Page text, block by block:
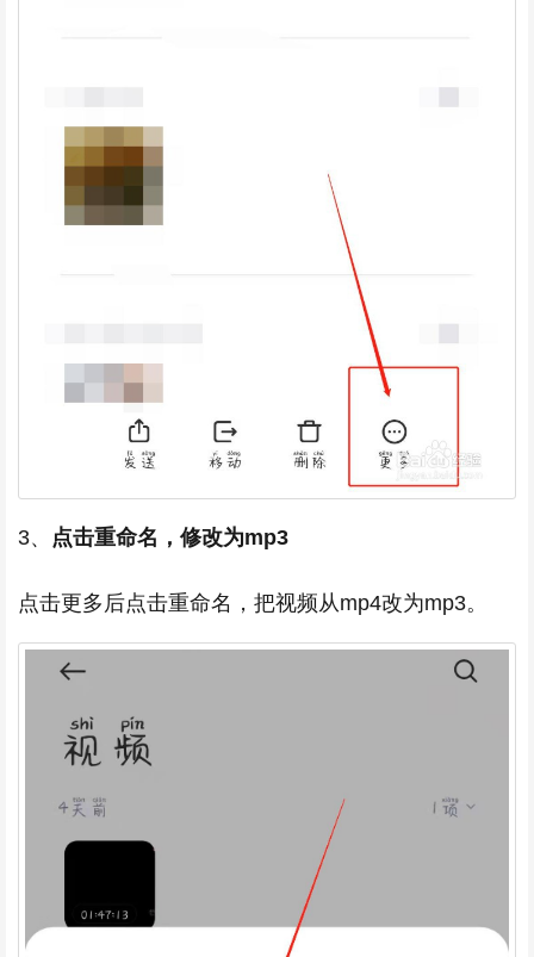
3、 点击重命名，修改为mp3
点击更多后点击重命名，把视频从mp4改为mp3。